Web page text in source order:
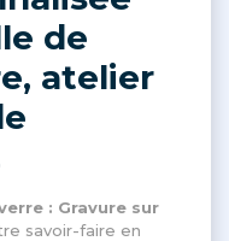
de
atelier
: Gravure sur
savoir-faire en